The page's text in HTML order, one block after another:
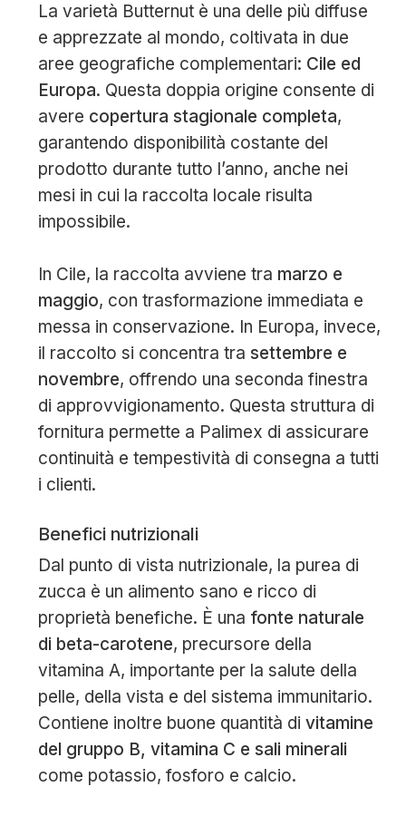
La varietà Butternut è una delle più diffuse
e apprezzate al mondo, coltivata in due
aree geografiche complementari: Cile ed
Europa. Questa doppia origine consente di
avere copertura stagionale completa,
garantendo disponibilità costante del
prodotto durante tutto l’anno, anche nei
mesi in cui la raccolta locale risulta
impossibile.
In Cile, la raccolta avviene tra marzo e
maggio, con trasformazione immediata e
messa in conservazione. In Europa, invece,
il raccolto si concentra tra settembre e
novembre, offrendo una seconda finestra
di approvvigionamento. Questa struttura di
fornitura permette a Palimex di assicurare
continuità e tempestività di consegna a tutti
i clienti.
Benefici nutrizionali
Dal punto di vista nutrizionale, la purea di
zucca è un alimento sano e ricco di
proprietà benefiche. È una fonte naturale
di beta-carotene, precursore della
vitamina A, importante per la salute della
pelle, della vista e del sistema immunitario.
Contiene inoltre buone quantità di vitamine
del gruppo B, vitamina C e sali minerali
come potassio, fosforo e calcio.